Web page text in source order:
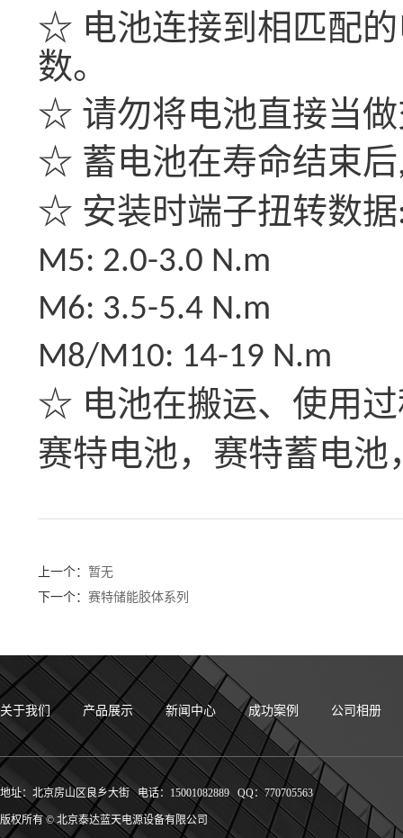
☆ 电池连接到相匹配
数。
☆ 请勿将电池直接当
☆ 蓄电池在寿命结束后
☆ 安装时端子扭转数据
M5: 2.0-3.0 N.m
M6: 3.5-5.4 N.m
M8/M10: 14-19 N.m
☆ 电池在搬运、使用
赛特电池， 赛特蓄电池
上一个： 暂无
下一个： 赛特储能胶体系列
关于我们 产品展示 新闻中心 成功案例 公司相册
地址：北京房山区良乡大街 电话：15001082889 QQ：770705563
版权所有 © 北京泰达蓝天电源设备有限公司